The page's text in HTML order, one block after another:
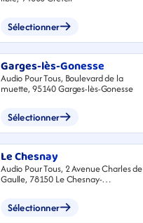
Sélectionner
Garges-lès-Gonesse
Audio Pour Tous, Boulevard de la
muette, 95140 Garges-lès-Gonesse
Sélectionner
Le Chesnay
Audio Pour Tous, 2 Avenue Charles de
Gaulle, 78150 Le Chesnay-
Sélectionner